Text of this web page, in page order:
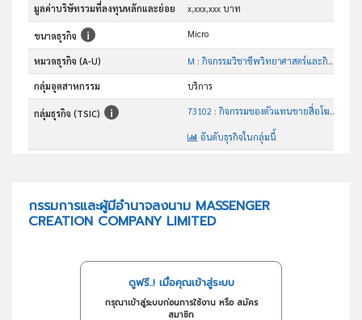
มูลค่าบริษัทรวมที่ลงทุนหลักและย่อย x,xxx,xxx บาท
ขนาดธุรกิจ Micro
หมวดธุรกิจ (A-U) M : กิจกรรมวิชาชีพวิทยาศาสตร์และกิจกรรมทาง วิชาการ
กลุ่มอุตสาหกรรม บริการ
กลุ่มธุรกิจ (TSIC) 73102 : กิจกรรมของตัวแทนขายสื่อโฆษณา
อันดับธุรกิจในกลุ่มนี้
กรรมการและผู้มีอำนาจลงนาม MASSENGER
CREATION COMPANY LIMITED
ดูฟรี..! เมื่อคุณเข้าสู่ระบบ
กรุณาเข้าสู่ระบบก่อนการใช้งาน หรือ สมัคร
สมาชิก